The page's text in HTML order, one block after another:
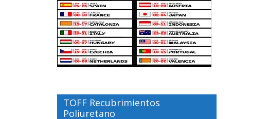
TOFF Recubrimientos
Poliuretano